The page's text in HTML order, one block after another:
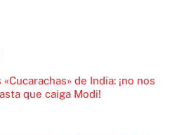
de India: ¡no nos
que caiga Modi!